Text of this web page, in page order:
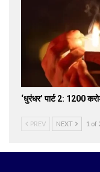
‘धुरंधर’ पार्ट 2: 1200
PREV NEXT 1 of